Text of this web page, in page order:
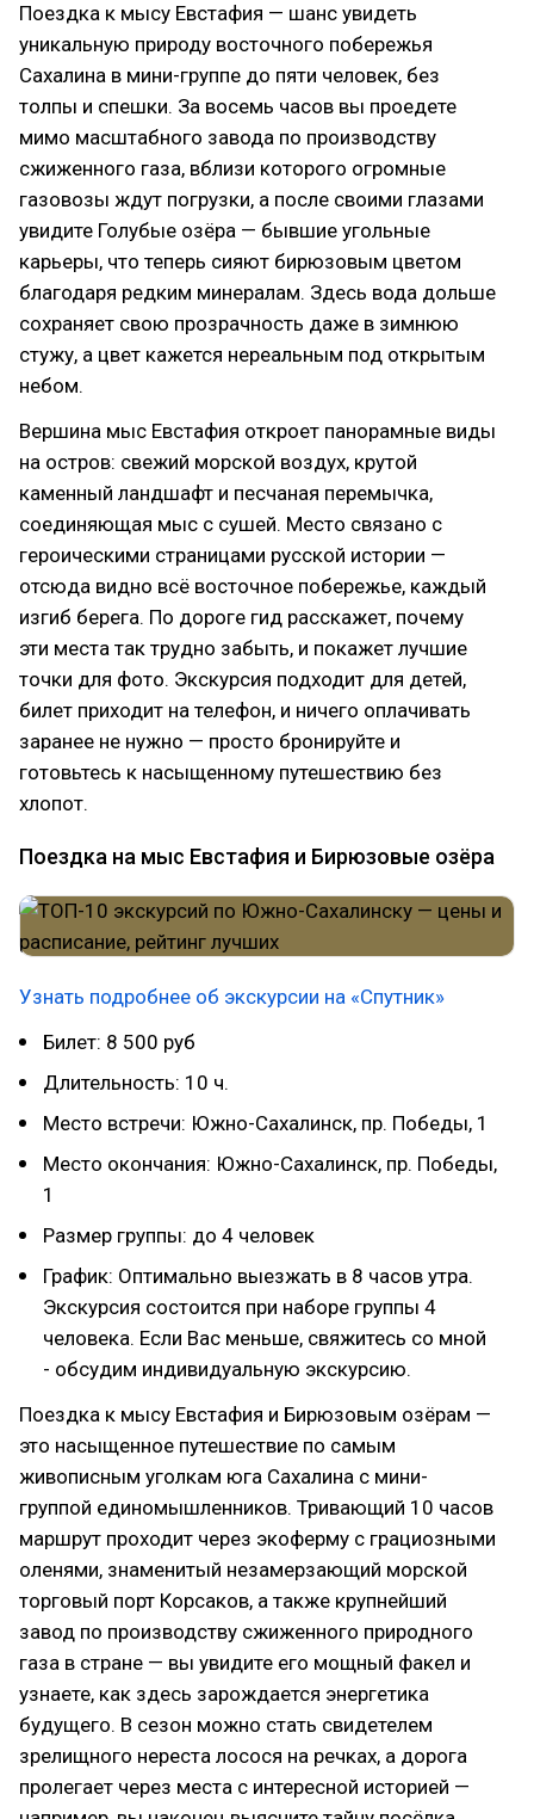
Поездка к мысу Евстафия — шанс увидеть
уникальную природу восточного побережья
Сахалина в мини-группе до пяти человек, без
толпы и спешки. За восемь часов вы проедете
мимо масштабного завода по производству
сжиженного газа, вблизи которого огромные
газовозы ждут погрузки, а после своими глазами
увидите Голубые озёра — бывшие угольные
карьеры, что теперь сияют бирюзовым цветом
благодаря редким минералам. Здесь вода дольше
сохраняет свою прозрачность даже в зимнюю
стужу, а цвет кажется нереальным под открытым
небом.
Вершина мыс Евстафия откроет панорамные виды
на остров: свежий морской воздух, крутой
каменный ландшафт и песчаная перемычка,
соединяющая мыс с сушей. Место связано с
героическими страницами русской истории —
отсюда видно всё восточное побережье, каждый
изгиб берега. По дороге гид расскажет, почему
эти места так трудно забыть, и покажет лучшие
точки для фото. Экскурсия подходит для детей,
билет приходит на телефон, и ничего оплачивать
заранее не нужно — просто бронируйте и
готовьтесь к насыщенному путешествию без
хлопот.
Поездка на мыс Евстафия и Бирюзовые озёра
Узнать подробнее об экскурсии на «Спутник»
Билет: 8 500 руб
Длительность: 10 ч.
Место встречи: Южно-Сахалинск, пр. Победы, 1
Место окончания: Южно-Сахалинск, пр. Победы,
1
Размер группы: до 4 человек
График: Оптимально выезжать в 8 часов утра.
Экскурсия состоится при наборе группы 4
человека. Если Вас меньше, свяжитесь со мной
- обсудим индивидуальную экскурсию.
Поездка к мысу Евстафия и Бирюзовым озёрам —
это насыщенное путешествие по самым
живописным уголкам юга Сахалина с мини-
группой единомышленников. Тривающий 10 часов
маршрут проходит через экоферму с грациозными
оленями, знаменитый незамерзающий морской
торговый порт Корсаков, а также крупнейший
завод по производству сжиженного природного
газа в стране — вы увидите его мощный факел и
узнаете, как здесь зарождается энергетика
будущего. В сезон можно стать свидетелем
зрелищного нереста лосося на речках, а дорога
пролегает через места с интересной историей —